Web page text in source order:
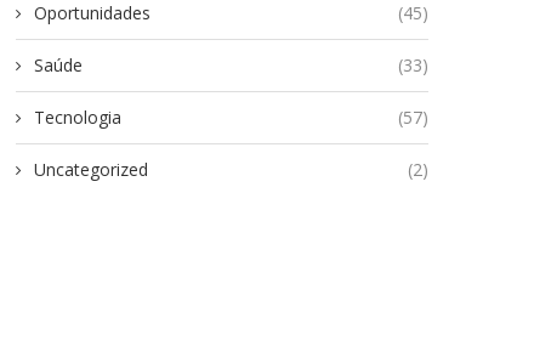
Oportunidades (45)
Saúde (33)
Tecnologia (57)
Uncategorized (2)